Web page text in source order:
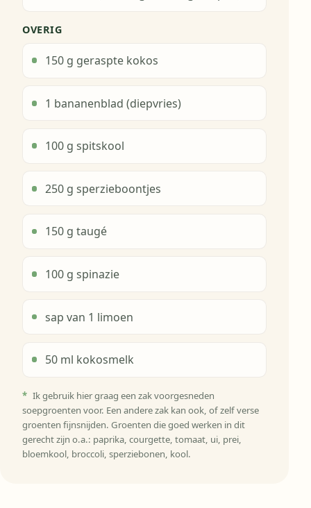
OVERIG
150 g geraspte kokos
1 bananenblad (diepvries)
100 g spitskool
250 g sperzieboontjes
150 g taugé
100 g spinazie
sap van 1 limoen
50 ml kokosmelk
* Ik gebruik hier graag een zak voorgesneden
soepgroenten voor. Een andere zak kan ook, of zelf verse
groenten fijnsnijden. Groenten die goed werken in dit
gerecht zijn o.a.: paprika, courgette, tomaat, ui, prei,
bloemkool, broccoli, sperziebonen, kool.